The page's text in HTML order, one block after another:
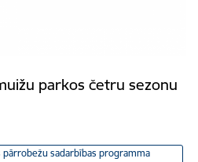
parkos četru sezonu
pārrobežu sadarbības programma